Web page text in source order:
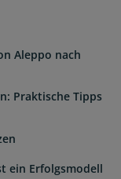
Aleppo nach
Praktische Tipps
ein Erfolgsmodell